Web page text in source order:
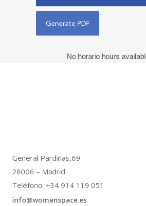
No horario hours
General Pardiñas,69
28006 – Madrid
Teléfono: +34 914 119 051
info@womanspace.es